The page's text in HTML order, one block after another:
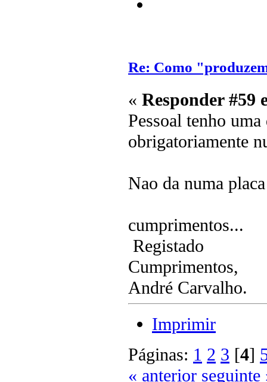
Re: Como
« Responder #59
Pessoal tenho
obrigatoriamente
Nao da numa
cumprimentos...
Registado
Cumprimentos,
André Carvalho.
Imprimir
Páginas: 1 2 3 [4]
« anterior seguinte